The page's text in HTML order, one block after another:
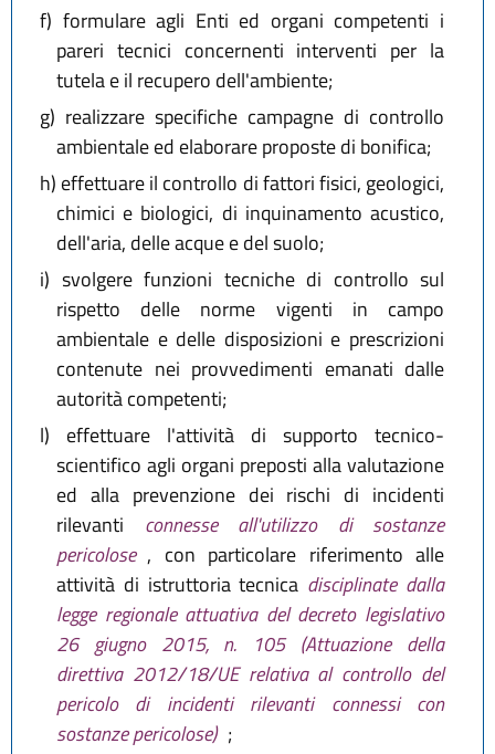
f) formulare agli Enti ed organi competenti i
pareri tecnici concernenti interventi per la
tutela e il recupero dell'ambiente;
g) realizzare specifiche campagne di controllo
ambientale ed elaborare proposte di bonifica;
h) effettuare il controllo di fattori fisici, geologici,
chimici e biologici, di inquinamento acustico,
dell'aria, delle acque e del suolo;
i) svolgere funzioni tecniche di controllo sul
rispetto delle norme vigenti in campo
ambientale e delle disposizioni e prescrizioni
contenute nei provvedimenti emanati dalle
autorità competenti;
l) effettuare l'attività di supporto tecnico-
scientifico agli organi preposti alla valutazione
ed alla prevenzione dei rischi di incidenti
rilevanti connesse all'utilizzo di sostanze
pericolose , con particolare riferimento alle
attività di istruttoria tecnica disciplinate dalla
legge regionale attuativa del decreto legislativo
26 giugno 2015, n. 105 (Attuazione della
direttiva 2012/18/UE relativa al controllo del
pericolo di incidenti rilevanti connessi con
sostanze pericolose) ;